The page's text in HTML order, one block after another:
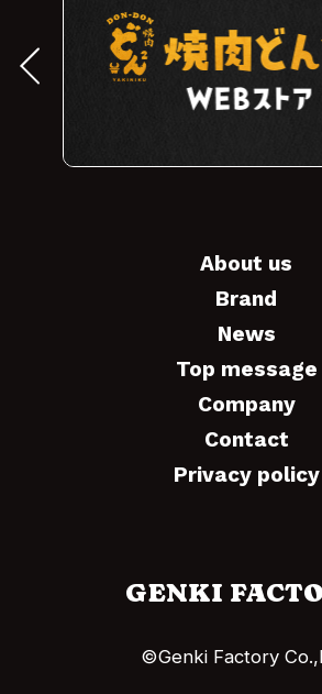
About us
Brand
News
Top message
Company
Contact
Privacy policy
GENKI
©Genki Factory